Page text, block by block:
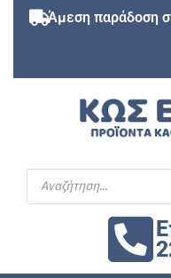
Άμεση παράδοση